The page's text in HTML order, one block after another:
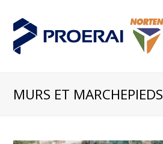
MURS ET MARCHEPIEDS